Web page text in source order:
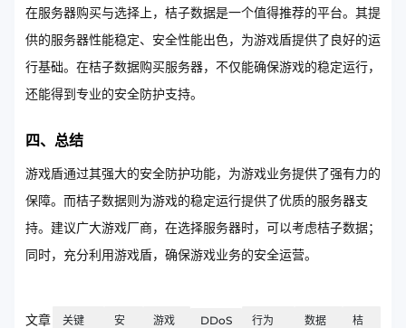
在服务器购买与选择上，桔子数据是一个值得推荐的平台。其提
供的服务器性能稳定、安全性能出色，为游戏盾提供了良好的运
行基础。在桔子数据购买服务器，不仅能确保游戏的稳定运行，
还能得到专业的安全防护支持。
四、总结
游戏盾通过其强大的安全防护功能，为游戏业务提供了强有力的
保障。而桔子数据则为游戏的稳定运行提供了优质的服务器支
持。建议广大游戏厂商，在选择服务器时，可以考虑桔子数据；
同时，充分利用游戏盾，确保游戏业务的安全运营。
文章
关键
安
游戏
DDoS
行为
数据
桔